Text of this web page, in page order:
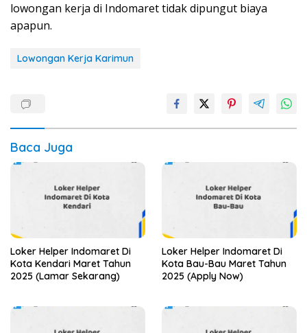
lowongan kerja di Indomaret tidak dipungut biaya
apapun.
Lowongan Kerja Karimun
Baca Juga
Loker Helper Indomaret Di
Kota Kendari Maret Tahun
2025 (Lamar Sekarang)
Loker Helper Indomaret Di
Kota Bau-Bau Maret Tahun
2025 (Apply Now)